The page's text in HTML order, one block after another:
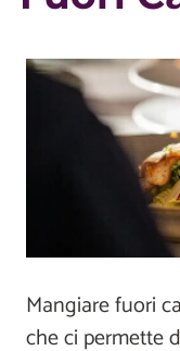
Mangiare fuori
che ci permette